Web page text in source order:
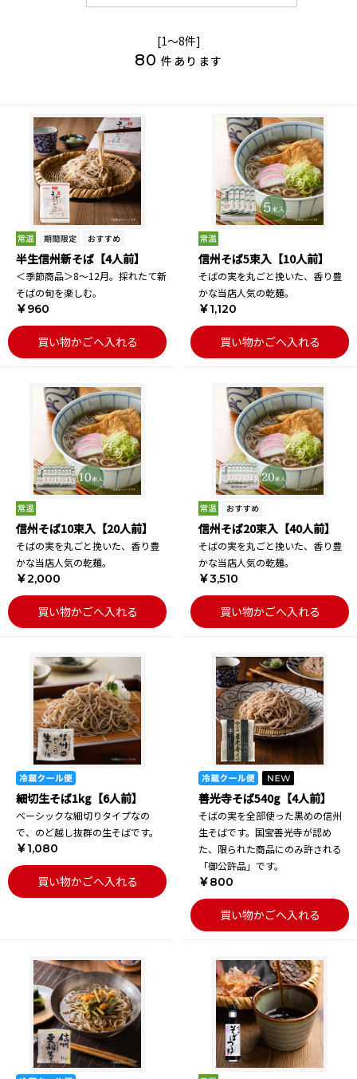
[1～8件]
80 件あります
半生信州新そば【4人前】
＜季節商品＞8～12月。採れたて新
そばの旬を楽しむ。
￥960
買い物かごへ入れる
信州そば5束入【10人前】
そばの実を丸ごと挽いた、香り豊
かな当店人気の乾麺。
￥1,120
買い物かごへ入れる
信州そば10束入【20人前】
そばの実を丸ごと挽いた、香り豊
かな当店人気の乾麺。
￥2,000
買い物かごへ入れる
信州そば20束入【40人前】
そばの実を丸ごと挽いた、香り豊
かな当店人気の乾麺。
￥3,510
買い物かごへ入れる
細切生そば1kg【6人前】
ベーシックな細切りタイプなの
で、のど越し抜群の生そばです。
￥1,080
買い物かごへ入れる
善光寺そば540g【4人前】
そばの実を全部使った黒めの信州
生そばです。国宝善光寺が認め
た、限られた商品にのみ許される
「御公許品」です。
￥800
買い物かごへ入れる